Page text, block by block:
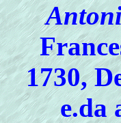
1730,
e.da